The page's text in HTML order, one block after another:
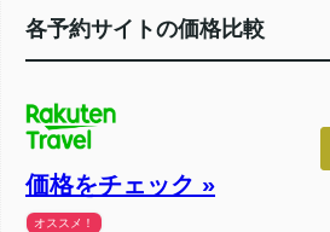
各予約サイトの価格比較
価格をチェック »
オススメ！